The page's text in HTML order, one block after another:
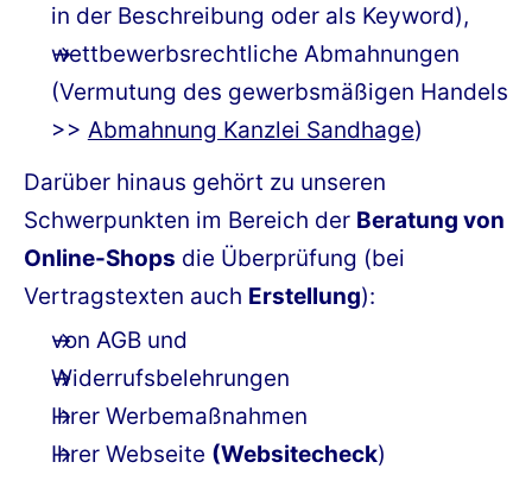
in der Beschreibung oder als Keyword),
wettbewerbsrechtliche Abmahnungen
(Vermutung des gewerbsmäßigen Handels
>> Abmahnung Kanzlei Sandhage)
Darüber hinaus gehört zu unseren
Schwerpunkten im Bereich der Beratung von
Online-Shops die Überprüfung (bei
Vertragstexten auch Erstellung):
von AGB und
Widerrufsbelehrungen
Ihrer Werbemaßnahmen
Ihrer Webseite (Websitecheck)